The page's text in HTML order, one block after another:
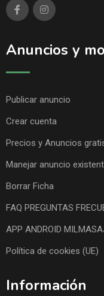
Anuncios y
Publicar anuncio
Crear cuenta
Precios y Anuncios
Manejar anuncio
Borrar Ficha
FAQ PREGUNTAS
APP ANDROID
Política de cookies (UE)
Información